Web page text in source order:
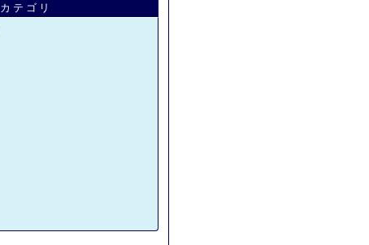
カテゴリ